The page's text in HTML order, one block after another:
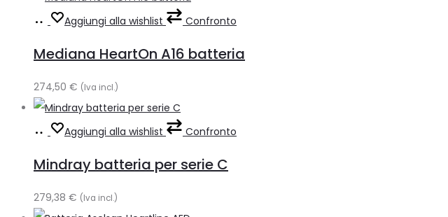
Aggiungi
carrello
Aggiungi alla wishlist Confronto
Mediana HeartOn A16 batteria
274,50 € (Iva incl.)
Aggiungi
carrello
Aggiungi alla wishlist Confronto
Mindray batteria per serie C
279,38 € (Iva incl.)